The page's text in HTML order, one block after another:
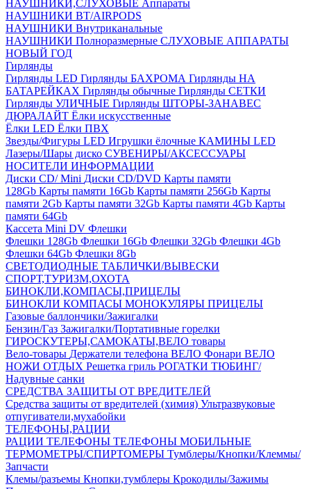
НАУШНИКИ,СЛУХОВЫЕ Аппараты
НАУШНИКИ BT/AIRPODS
НАУШНИКИ Внутриканальные
НАУШНИКИ Полноразмерные СЛУХОВЫЕ АППАРАТЫ
НОВЫЙ ГОД
Гирлянды
Гирлянды LED Гирлянды БАХРОМА Гирлянды НА
БАТАРЕЙКАХ Гирлянды обычные Гирлянды СЕТКИ
Гирлянды УЛИЧНЫЕ Гирлянды ШТОРЫ-ЗАНАВЕС
ДЮРАЛАЙТ Ёлки искусственные
Ёлки LED Ёлки ПВХ
Звезды/Фигуры LED Игрушки ёлочные КАМИНЫ LED
Лазеры/Шары диско СУВЕНИРЫ/АКСЕССУАРЫ
НОСИТЕЛИ ИНФОРМАЦИИ
Диски CD/ Mini Диски CD/DVD Карты памяти
128Gb Карты памяти 16Gb Карты памяти 256Gb Карты
памяти 2Gb Карты памяти 32Gb Карты памяти 4Gb Карты
памяти 64Gb
Кассета Mini DV Флешки
Флешки 128Gb Флешки 16Gb Флешки 32Gb Флешки 4Gb
Флешки 64Gb Флешки 8Gb
СВЕТОДИОДНЫЕ ТАБЛИЧКИ/ВЫВЕСКИ
СПОРТ,ТУРИЗМ,ОХОТА
БИНОКЛИ,КОМПАСЫ,ПРИЦЕЛЫ
БИНОКЛИ КОМПАСЫ МОНОКУЛЯРЫ ПРИЦЕЛЫ
Газовые баллончики/Зажигалки
Бензин/Газ Зажигалки/Портативные горелки
ГИРОСКУТЕРЫ,САМОКАТЫ,ВЕЛО товары
Вело-товары Держатели телефона ВЕЛО Фонари ВЕЛО
НОЖИ ОТДЫХ Решетка гриль РОГАТКИ ТЮБИНГ/
Надувные санки
СРЕДСТВА ЗАЩИТЫ ОТ ВРЕДИТЕЛЕЙ
Средства защиты от вредителей (химия) Ультразвуковые
отпугиватели,мухабойки
ТЕЛЕФОНЫ,РАЦИИ
РАЦИИ ТЕЛЕФОНЫ ТЕЛЕФОНЫ МОБИЛЬНЫЕ
ТЕРМОМЕТРЫ/СПИРТОМЕРЫ Тумблеры/Кнопки/Клеммы/
Запчасти
Клемы/разъемы Кнопки,тумблеры Крокодилы/Зажимы